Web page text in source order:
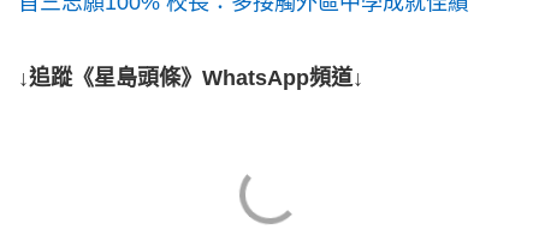
↓追蹤《星島頭條》WhatsApp頻道↓